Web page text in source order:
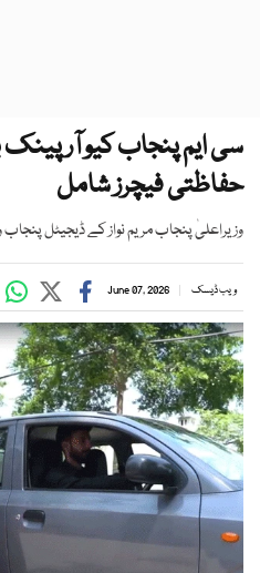
سی ایم پنجاب کیو آر
حفاظتی فیچرز شامل
وزیراعلیٰ پنجاب مریم نواز کے ڈیجیٹل
ویب ڈیسک June 07, 2026